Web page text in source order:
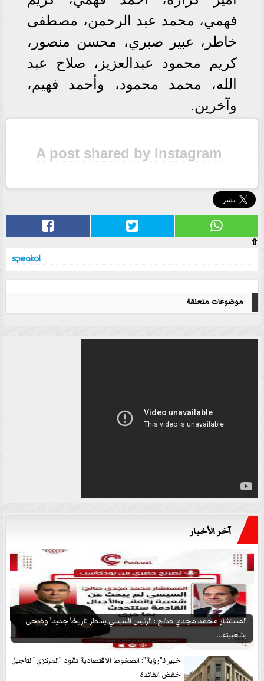
فهمي، محمد عبد الرحمن، مصطفى
خاطر، عبير صبري، محسن منصور،
كريم محمود عبدالعزيز، صلاح عبد
الله، محمد محمود، وأحمد فهيم،
وآخرين.
A post shared by Instagram
⇧
موضوعات متعلقة
آخر الأخبار
المستشار محمد مجدي صالح : الرئيس السيسي يسطر تاريخاً جديداً وضحى
بشعبيته...
خبير لـ”رؤية”: الضغوط الاقتصادية تقود ”المركزي” لتأجيل
خفض الفائدة